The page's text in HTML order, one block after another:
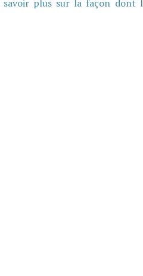
savoir plus sur la façon dont